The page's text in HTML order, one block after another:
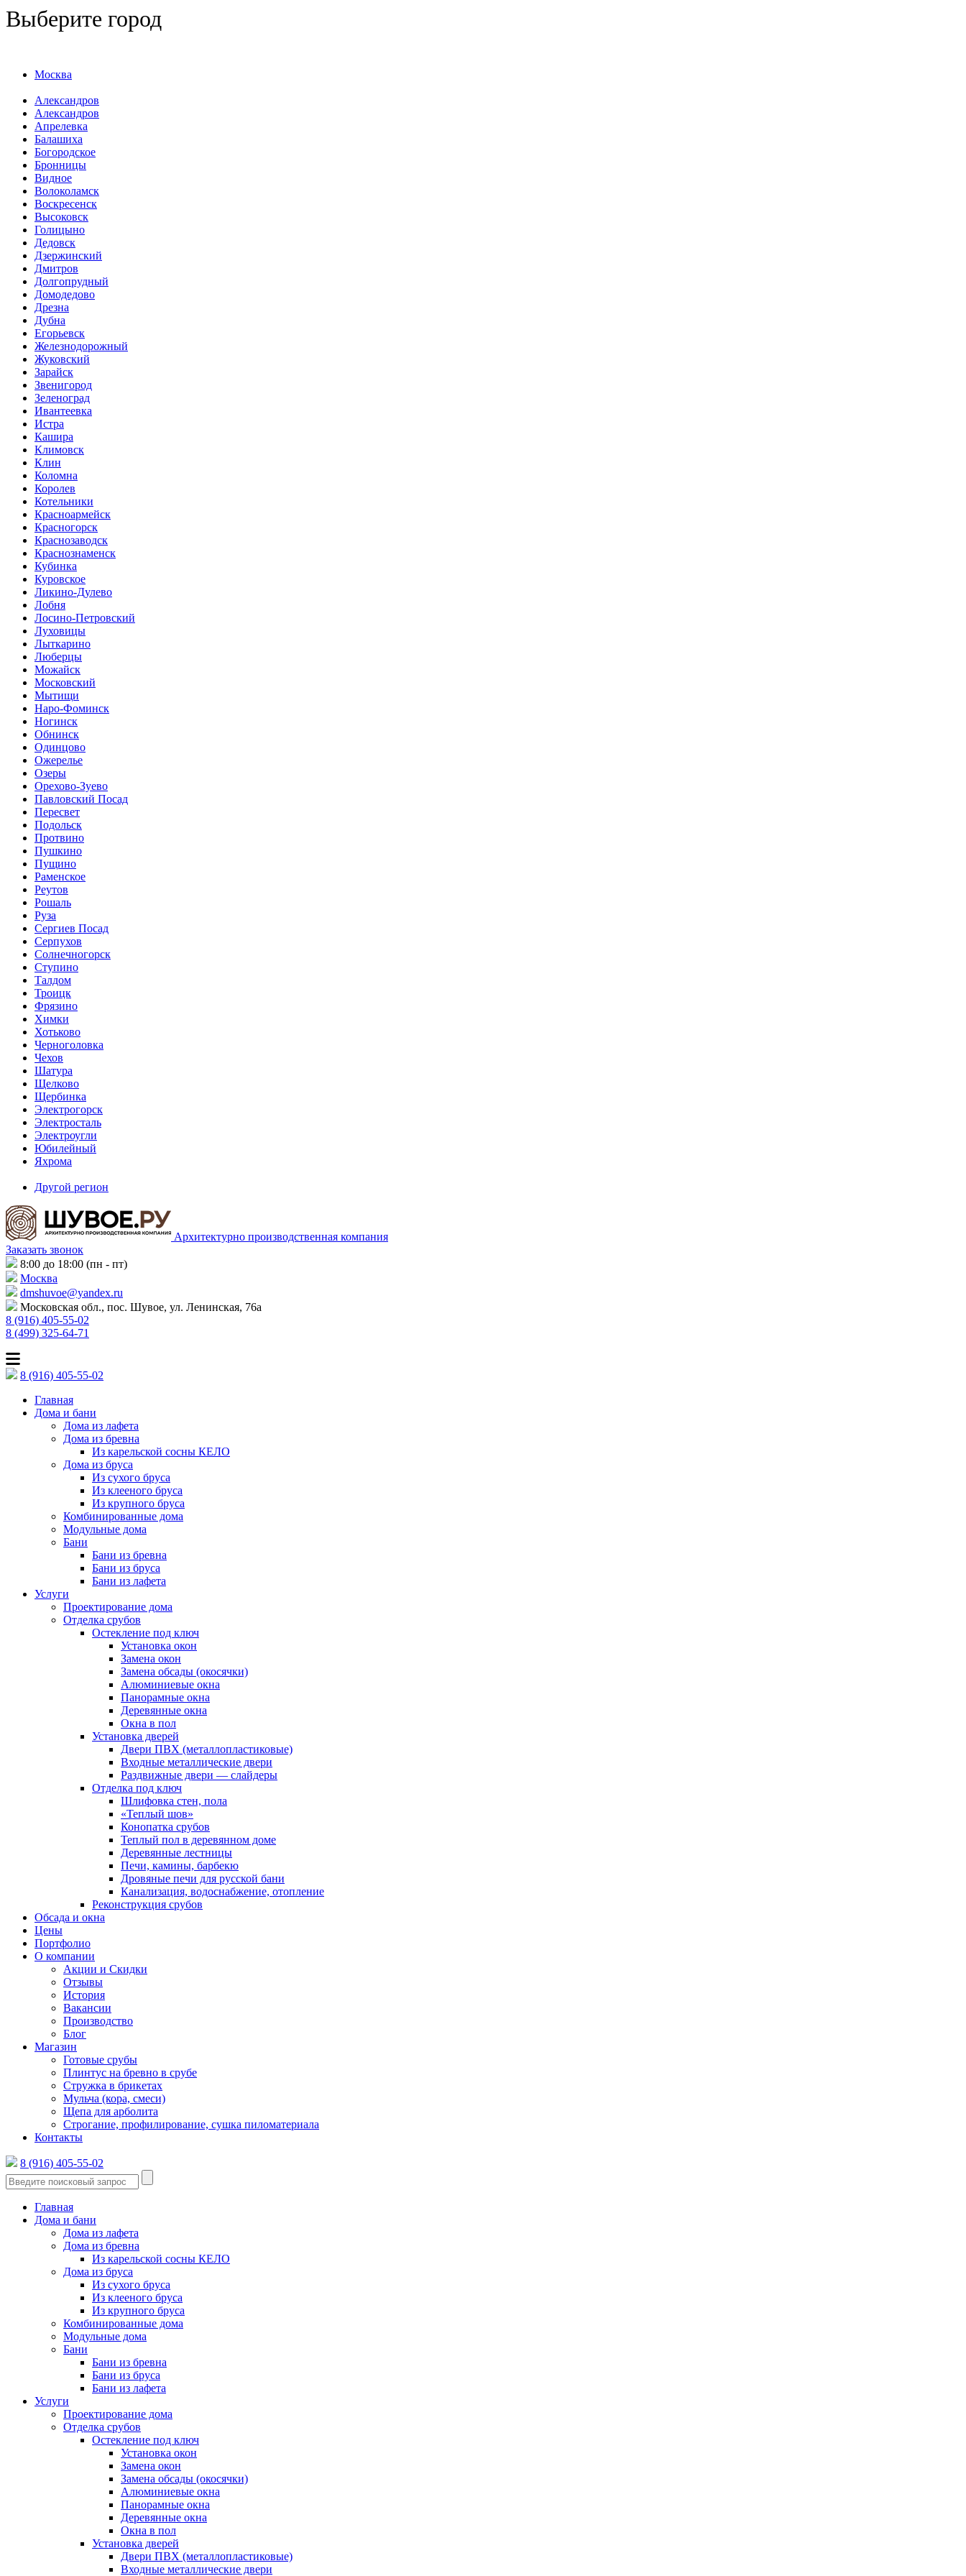
Выберите город
Москва
Александров
Александров
Апрелевка
Балашиха
Богородское
Бронницы
Видное
Волоколамск
Воскресенск
Высоковск
Голицыно
Дедовск
Дзержинский
Дмитров
Долгопрудный
Домодедово
Дрезна
Дубна
Егорьевск
Железнодорожный
Жуковский
Зарайск
Звенигород
Зеленоград
Ивантеевка
Истра
Кашира
Климовск
Клин
Коломна
Королев
Котельники
Красноармейск
Красногорск
Краснозаводск
Краснознаменск
Кубинка
Куровское
Ликино-Дулево
Лобня
Лосино-Петровский
Луховицы
Лыткарино
Люберцы
Можайск
Московский
Мытищи
Наро-Фоминск
Ногинск
Обнинск
Одинцово
Ожерелье
Озеры
Орехово-Зуево
Павловский Посад
Пересвет
Подольск
Протвино
Пушкино
Пущино
Раменское
Реутов
Рошаль
Руза
Сергиев Посад
Серпухов
Солнечногорск
Ступино
Талдом
Троицк
Фрязино
Химки
Хотьково
Черноголовка
Чехов
Шатура
Щелково
Щербинка
Электрогорск
Электросталь
Электроугли
Юбилейный
Яхрома
Другой регион
Архитектурно производственная компания
Заказать звонок
8:00 до 18:00 (пн - пт)
Москва
dmshuvoe@yandex.ru
Московская обл., пос. Шувое, ул. Ленинская, 76а
8 (916) 405-55-02
8 (499) 325-64-71
8 (916) 405-55-02
Главная
Дома и бани
Дома из лафета
Дома из бревна
Из карельской сосны КЕЛО
Дома из бруса
Из сухого бруса
Из клееного бруса
Из крупного бруса
Комбинированные дома
Модульные дома
Бани
Бани из бревна
Бани из бруса
Бани из лафета
Услуги
Проектирование дома
Отделка срубов
Остекление под ключ
Установка окон
Замена окон
Замена обсады (окосячки)
Алюминиевые окна
Панорамные окна
Деревянные окна
Окна в пол
Установка дверей
Двери ПВХ (металлопластиковые)
Входные металлические двери
Раздвижные двери — слайдеры
Отделка под ключ
Шлифовка стен, пола
«Теплый шов»
Конопатка срубов
Теплый пол в деревянном доме
Деревянные лестницы
Печи, камины, барбекю
Дровяные печи для русской бани
Канализация, водоснабжение, отопление
Реконструкция срубов
Обсада и окна
Цены
Портфолио
О компании
Акции и Скидки
Отзывы
История
Вакансии
Производство
Блог
Магазин
Готовые срубы
Плинтус на бревно в срубе
Стружка в брикетах
Мульча (кора, смеси)
Щепа для арболита
Строгание, профилирование, сушка пиломатериала
Контакты
8 (916) 405-55-02
Главная
Дома и бани
Дома из лафета
Дома из бревна
Из карельской сосны КЕЛО
Дома из бруса
Из сухого бруса
Из клееного бруса
Из крупного бруса
Комбинированные дома
Модульные дома
Бани
Бани из бревна
Бани из бруса
Бани из лафета
Услуги
Проектирование дома
Отделка срубов
Остекление под ключ
Установка окон
Замена окон
Замена обсады (окосячки)
Алюминиевые окна
Панорамные окна
Деревянные окна
Окна в пол
Установка дверей
Двери ПВХ (металлопластиковые)
Входные металлические двери